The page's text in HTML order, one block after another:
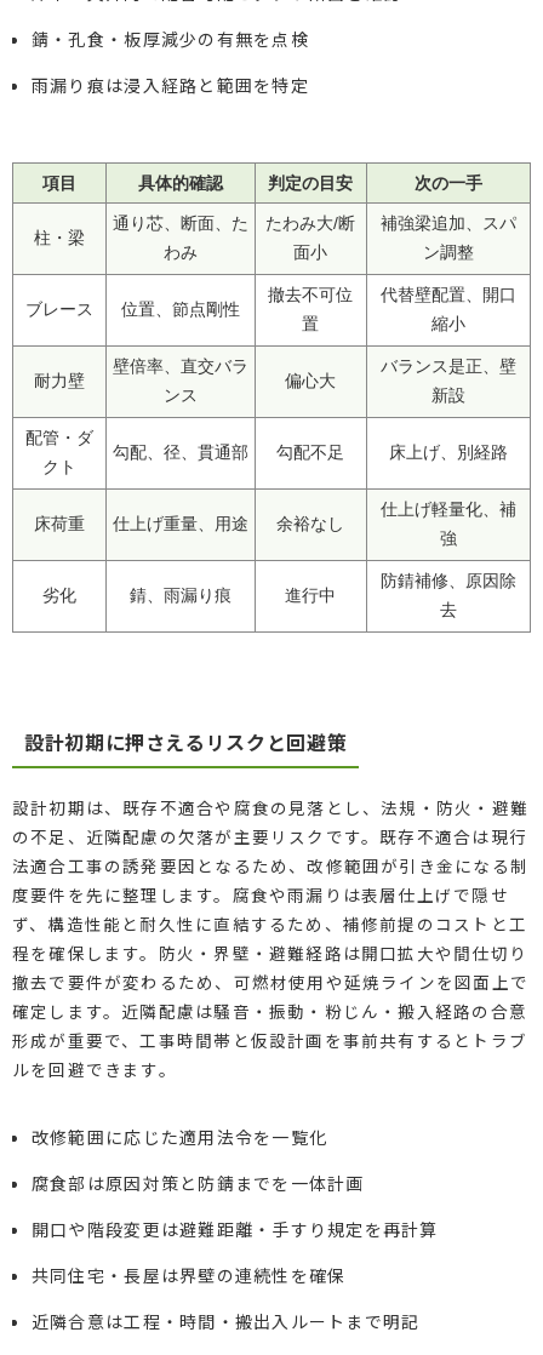
錆・孔食・板厚減少の有無を点検
雨漏り痕は浸入経路と範囲を特定
項目 具体的確認 判定の目安 次の一手
柱・梁
通り芯、断面、た
わみ
たわみ大/断
面小
補強梁追加、スパ
ン調整
ブレース 位置、節点剛性
撤去不可位
置
代替壁配置、開口
縮小
耐力壁
壁倍率、直交バラ
ンス
偏心大
バランス是正、壁
新設
配管・ダ
クト
勾配、径、貫通部 勾配不足 床上げ、別経路
床荷重 仕上げ重量、用途 余裕なし
仕上げ軽量化、補
強
劣化 錆、雨漏り痕 進行中
防錆補修、原因除
去
設計初期に押さえるリスクと回避策
設計初期は、既存不適合や腐食の見落とし、法規・防火・避難
の不足、近隣配慮の欠落が主要リスクです。既存不適合は現行
法適合工事の誘発要因となるため、改修範囲が引き金になる制
度要件を先に整理します。腐食や雨漏りは表層仕上げで隠せ
ず、構造性能と耐久性に直結するため、補修前提のコストと工
程を確保します。防火・界壁・避難経路は開口拡大や間仕切り
撤去で要件が変わるため、可燃材使用や延焼ラインを図面上で
確定します。近隣配慮は騒音・振動・粉じん・搬入経路の合意
形成が重要で、工事時間帯と仮設計画を事前共有するとトラブ
ルを回避できます。
改修範囲に応じた適用法令を一覧化
腐食部は原因対策と防錆までを一体計画
開口や階段変更は避難距離・手すり規定を再計算
共同住宅・長屋は界壁の連続性を確保
近隣合意は工程・時間・搬出入ルートまで明記